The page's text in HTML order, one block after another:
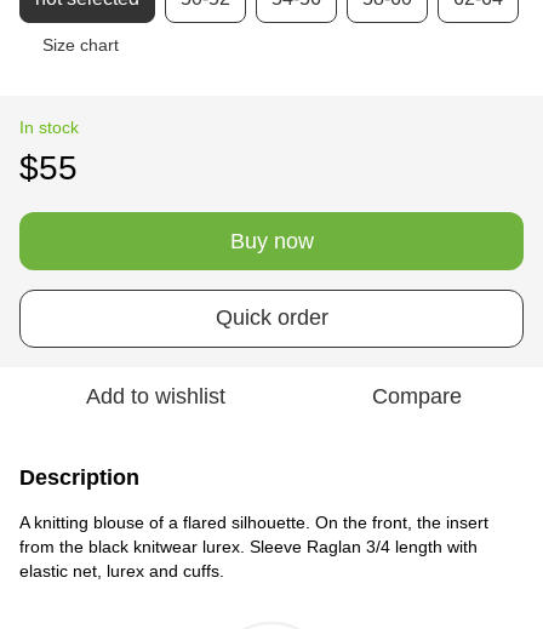
Size chart
In stock
$55
Buy now
Quick order
Add to wishlist Compare
Description
A knitting blouse of a flared silhouette. On the front, the insert
from the black knitwear lurex. Sleeve Raglan 3/4 length with
elastic net, lurex and cuffs.